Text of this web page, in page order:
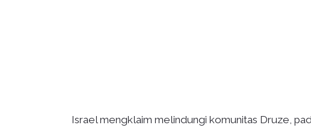
Israel mengklaim melindungi komunitas Druze,